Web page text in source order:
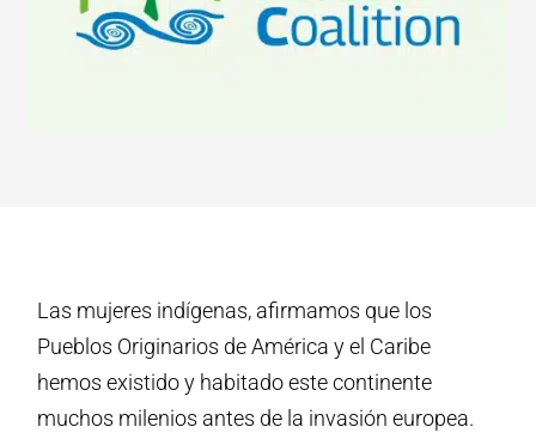
Las mujeres indígenas, afirmamos que los
Pueblos Originarios de América y el Caribe
hemos existido y habitado este continente
muchos milenios antes de la invasión europea.